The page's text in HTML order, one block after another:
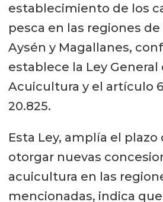
establecimiento de los
pesca en las regiones de
Aysén y Magallanes,
establece la Ley General
Acuicultura y el artículo
20.825.
Esta Ley, amplía el plazo
otorgar nuevas
acuicultura en las
mencionadas, indica